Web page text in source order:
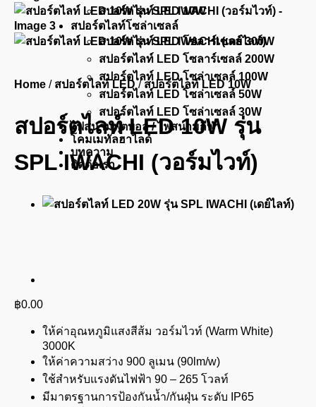
สปอร์ตไลท์ LED 10W
สปอร์ตไลท์โซล่าเซลล์
สปอร์ตไลท์ LED โซลาร์เซลล์ 300W
สปอร์ตไลท์ LED โซลาร์เซลล์ 200W
สปอร์ตไลท์ LED โซล่าเซลล์ 100W
สปอร์ตไลท์ LED โซล่าเซลล์ 50W
สปอร์ตไลท์ LED โซล่าเซลล์ 30W
ไฟสนามฟุตบอล / ไฟสนามกีฬา
โคมเมทัลฮาไลด์
บทความ
ติดต่อเรา
Home / สปอร์ตไลท์ LED / สปอร์ตไลท์ LED 10W
สปอร์ตไลท์ LED 10W รุ่น
SPL IWACHI (วอร์มไวท์)
฿0.00
ให้ค่าอุณหภูมิแสงสีส้ม วอร์มไวท์ (Warm White)
3000K
ให้ค่าความสว่าง 900 ลูเมน (90lm/w)
ใช้สำหรับแรงดันไฟฟ้า 90 – 265 โวลท์
มีมาตรฐานการป้องกันน้ำ/กันฝุ่น ระดับ IP65